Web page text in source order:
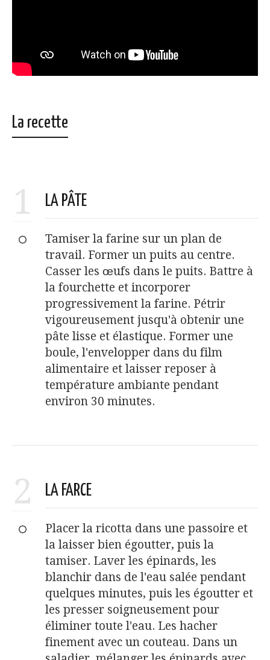
La recette
1 LA PÂTE
Tamiser la farine sur un plan de
travail. Former un puits au centre.
Casser les œufs dans le puits. Battre à
la fourchette et incorporer
progressivement la farine. Pétrir
vigoureusement jusqu'à obtenir une
pâte lisse et élastique. Former une
boule, l'envelopper dans du film
alimentaire et laisser reposer à
température ambiante pendant
environ 30 minutes.
2 LA FARCE
Placer la ricotta dans une passoire et
la laisser bien égoutter, puis la
tamiser. Laver les épinards, les
blanchir dans de l'eau salée pendant
quelques minutes, puis les égoutter et
les presser soigneusement pour
éliminer toute l'eau. Les hacher
finement avec un couteau. Dans un